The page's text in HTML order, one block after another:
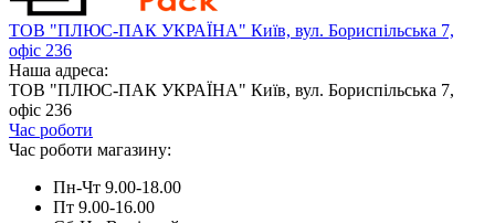
ТОВ "ПЛЮС-ПАК УКРАЇНА" Київ, вул. Бориспільська 7,
офіс 236
Наша адреса:
ТОВ "ПЛЮС-ПАК УКРАЇНА" Київ, вул. Бориспільська 7,
офіс 236
Час роботи
Час роботи магазину:
Пн-Чт 9.00-18.00
Пт 9.00-16.00